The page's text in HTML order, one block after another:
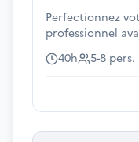
Perfectionnez
professionnel
40h
5-8 pers.